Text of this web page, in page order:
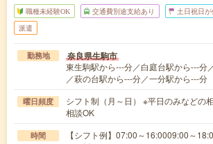
職種未経験OK 交通費別途支給あり 土日祝日が
派遣
勤務地 奈良県生駒市
東生駒駅から---分／白庭台駅から---分
／萩の台駅から---分／一分駅から---分
曜日頻度
シフト制（月～日） ※平日のみなどの
相談OK
時間
【シフト例】07:00～16:0009:00～